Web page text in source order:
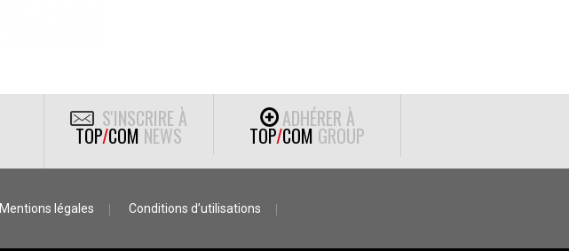
S'INSCRIRE À
TOP/COM NEWS
ADHÉRER À
TOP/COM GROUP
Mentions légales Conditions d’utilisations